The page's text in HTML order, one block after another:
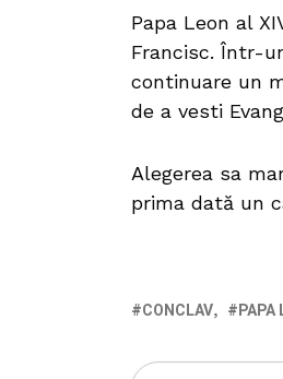
Papa Leon al
Francisc. Într-
continuare un
de a vesti
Alegerea sa
prima dată un
CONCLAV PAPA